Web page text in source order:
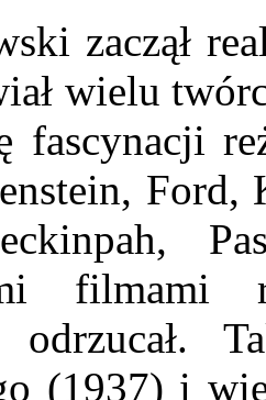
zaczął
wielu
fascynacji
Ford,
filmami
odrzucał.
(1937) i